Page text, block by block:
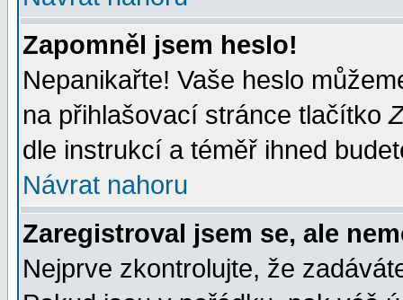
Zapomněl jsem heslo!
Nepanikařte! Vaše heslo
na přihlašovací stránce tlačítko
dle instrukcí a téměř ihned
Návrat nahoru
Zaregistroval jsem se, ale
Nejprve zkontrolujte, že